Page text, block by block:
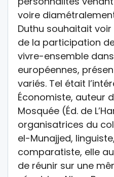
voire
Duthu souhaitait
de la participation
vivre-ensemble
européennes,
variés. Tel était
Économiste, auteur
Mosquée (Éd. de
organisatrices du
el-Munajjed,
comparatiste, elle
de réunir sur une